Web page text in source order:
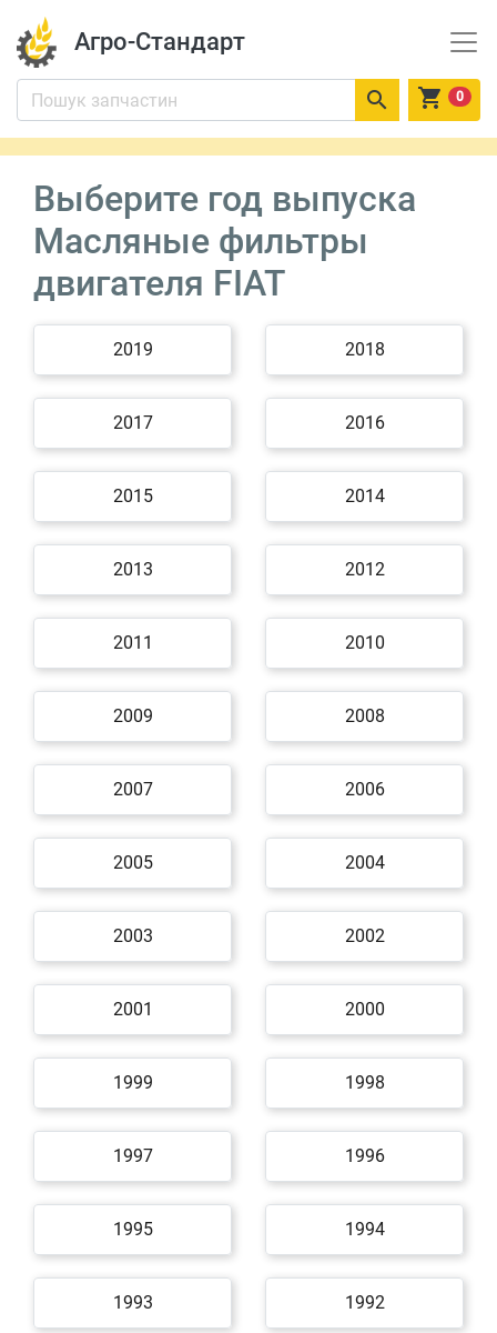
Агро-Стандарт
  0
Выберите год выпуска
Масляные фильтры
двигателя FIAT
2019 2018
2017 2016
2015 2014
2013 2012
2011 2010
2009 2008
2007 2006
2005 2004
2003 2002
2001 2000
1999 1998
1997 1996
1995 1994
1993 1992